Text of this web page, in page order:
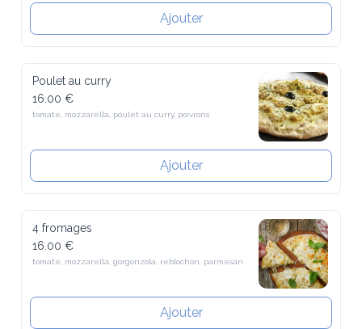
Ajouter
Poulet au curry
16.00 €
Ajouter
4 fromages
16.00 €
Ajouter